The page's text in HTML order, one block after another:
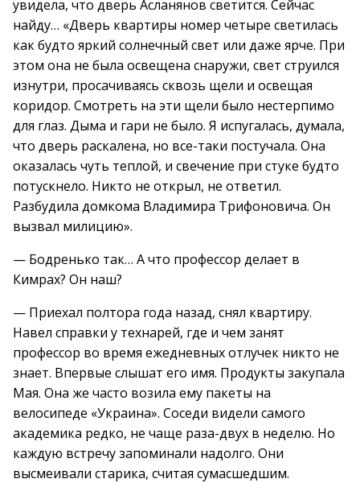
увидела, что дверь Асланянов светится. Сейчас
найду… «Дверь квартиры номер четыре светилась
как будто яркий солнечный свет или даже ярче. При
этом она не была освещена снаружи, свет струился
изнутри, просачиваясь сквозь щели и освещая
коридор. Смотреть на эти щели было нестерпимо
для глаз. Дыма и гари не было. Я испугалась, думала,
что дверь раскалена, но все-таки постучала. Она
оказалась чуть теплой, и свечение при стуке будто
потускнело. Никто не открыл, не ответил.
Разбудила домкома Владимира Трифоновича. Он
вызвал милицию».
— Бодренько так… А что профессор делает в
Кимрах? Он наш?
— Приехал полтора года назад, снял квартиру.
Навел справки у технарей, где и чем занят
профессор во время ежедневных отлучек никто не
знает. Впервые слышат его имя. Продукты закупала
Мая. Она же часто возила ему пакеты на
велосипеде «Украина». Соседи видели самого
академика редко, не чаще раза-двух в неделю. Но
каждую встречу запоминали надолго. Они
высмеивали старика, считая сумасшедшим.